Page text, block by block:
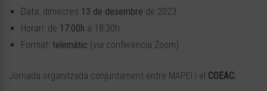
Data: dimecres 13 de desembre de 2023
Horari: de 17:00h a 18:30h
Format: telemàtic (via conferència Zoom)
Jornada organitzada conjuntament entre MAPEI i el COEAC.